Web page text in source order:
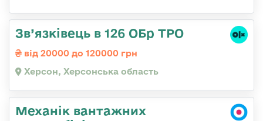
Зв’язківець в 126 ОБр ТРО
від 20000 до 120000 грн
Херсон, Херсонська область
Механік вантажних